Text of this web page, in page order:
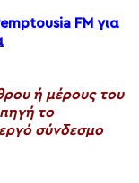
FM για
ή μέρους του
το
σύνδεσμο